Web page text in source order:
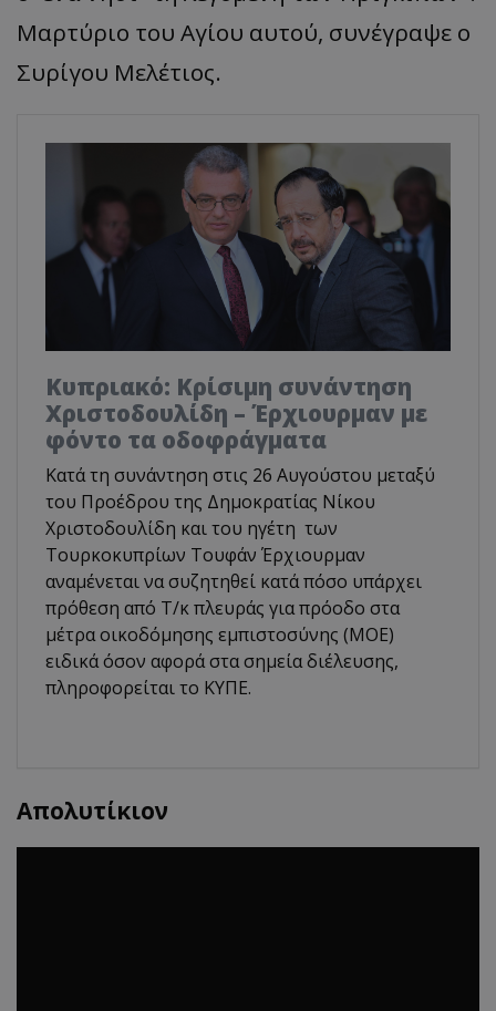
Μαρτύριο του Αγίου αυτού, συνέγραψε ο
Συρίγου Μελέτιος.
Κυπριακό: Κρίσιμη συνάντηση
Χριστοδουλίδη – Έρχιουρμαν με
φόντο τα οδοφράγματα
Κατά τη συνάντηση στις 26 Αυγούστου μεταξύ
του Προέδρου της Δημοκρατίας Νίκου
Χριστοδουλίδη και του ηγέτη των
Τουρκοκυπρίων Τουφάν Έρχιουρμαν
αναμένεται να συζητηθεί κατά πόσο υπάρχει
πρόθεση από Τ/κ πλευράς για πρόοδο στα
μέτρα οικοδόμησης εμπιστοσύνης (ΜΟΕ)
ειδικά όσον αφορά στα σημεία διέλευσης,
πληροφορείται το ΚΥΠΕ.
Απολυτίκιον